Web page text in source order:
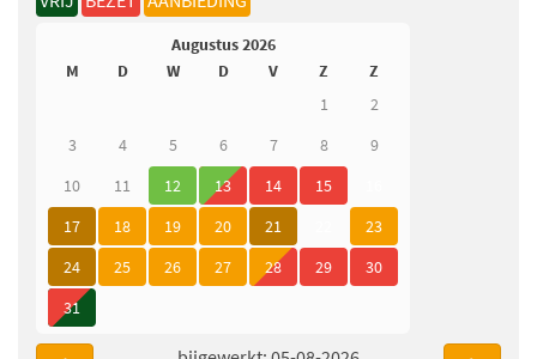
Augustus 2026
M
D W D V Z
Z
1
2
3
4 5 6 7 8
9
10
11 12 13 14 15
17
18 19 20 21
23
24
25 26 27 28 29
30
31